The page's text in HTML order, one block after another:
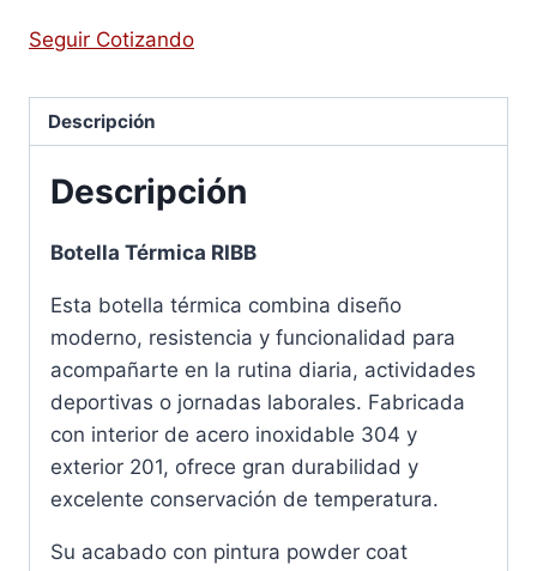
Seguir Cotizando
Descripción
Descripción
Botella Térmica RIBB
Esta botella térmica combina diseño
moderno, resistencia y funcionalidad para
acompañarte en la rutina diaria, actividades
deportivas o jornadas laborales. Fabricada
con interior de acero inoxidable 304 y
exterior 201, ofrece gran durabilidad y
excelente conservación de temperatura.
Su acabado con pintura powder coat